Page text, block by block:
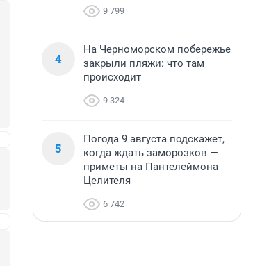
9 799
4
На Черноморском побережье
закрыли пляжи: что там
происходит
9 324
5
Погода 9 августа подскажет,
когда ждать заморозков —
приметы на Пантелеймона
Целителя
6 742